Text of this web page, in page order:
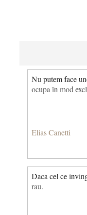
Nu putem face
ocupa în mod
Elias Canetti
Daca cel ce
rau.